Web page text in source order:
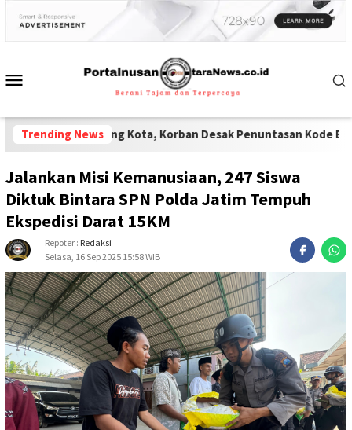
Trending News
Kota, Korban Desak Penuntasan Kode Etik"-Lembaga
Jalankan Misi Kemanusiaan, 247 Siswa
Diktuk Bintara SPN Polda Jatim Tempuh
Ekspedisi Darat 15KM
Repoter : Redaksi
Selasa, 16 Sep 2025 15:58 WIB